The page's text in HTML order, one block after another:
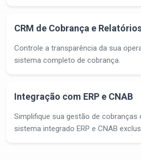
CRM de Cobrança e
Controle a transparência da sua
sistema completo de cobrança.
Integração com ERP e CNAB
Simplifique sua gestão de
sistema integrado ERP e CNAB